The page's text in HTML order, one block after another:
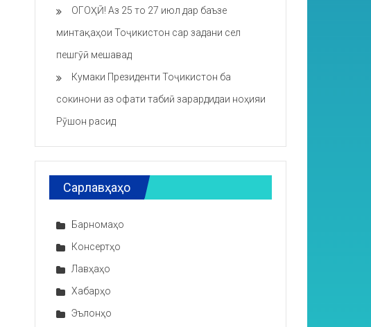
ОГОҲӢ! Аз 25 то 27 июл дар баъзе
минтақаҳои Тоҷикистон сар задани сел
пешгӯӣ мешавад
Кумаки Президенти Тоҷикистон ба
сокинони аз офати табиӣ зарардидаи ноҳияи
Рӯшон расид
Сарлавҳаҳо
Барномаҳо
Консертҳо
Лавҳаҳо
Хабарҳо
Эълонҳо